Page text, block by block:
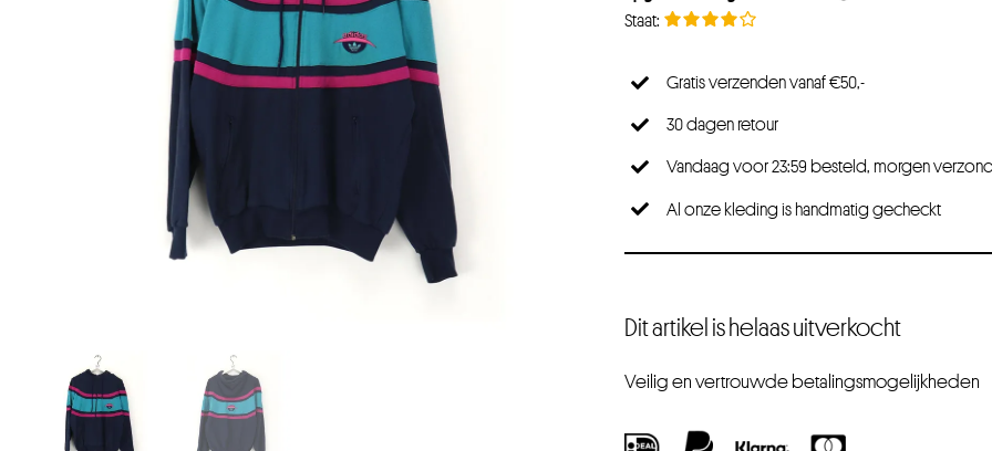
Gratis verzenden vanaf €50,-
30 dagen retour
Vandaag voor 23:59 besteld, morgen
Al onze kleding is handmatig gecheckt
Dit artikel is helaas uitverkocht
Veilig en vertrouwde betalingsmogelijkheden